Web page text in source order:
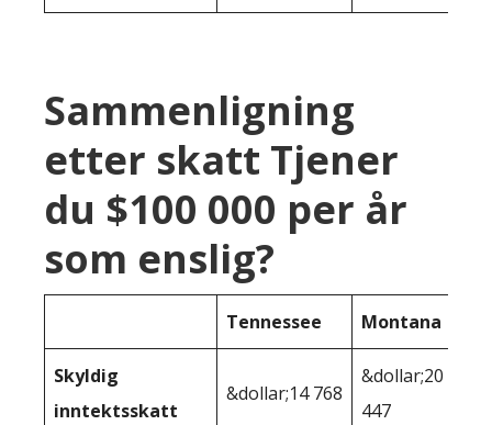
Sammenligning
etter skatt Tjener
du $100 000 per år
som enslig?
Tennessee Montana
Skyldig
inntektsskatt
&dollar;14 768
&dollar;20
447